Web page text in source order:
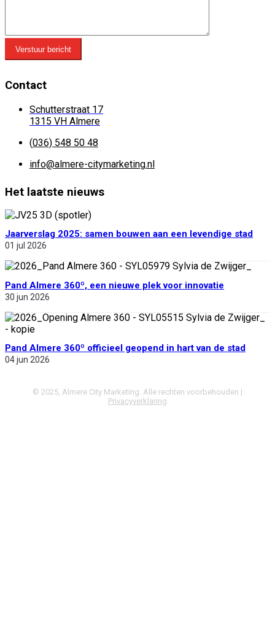
Verstuur bericht
Contact
Schutterstraat 17
1315 VH Almere
(036) 548 50 48
info@almere-citymarketing.nl
Het laatste nieuws
Jaarverslag 2025: samen bouwen aan een levendige stad
01 jul 2026
Pand Almere 360º, een nieuwe plek voor innovatie
30 jun 2026
Pand Almere 360º officieel geopend in hart van de stad
04 jun 2026
© 2025, Almere City Marketing. Alle rechten voorbehouden |
Privacyverklaring